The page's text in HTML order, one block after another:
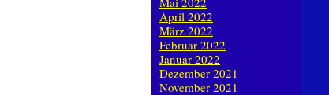
April 2022
März 2022
Februar 2022
Januar 2022
Dezember 2021
November 2021